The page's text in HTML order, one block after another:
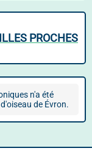
PROCHES
n'a été
de Évron.